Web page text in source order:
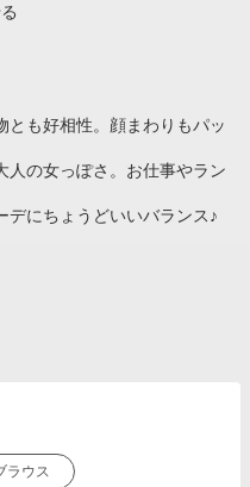
とも好相性。顔まわりもパッ
人の女っぽさ。お仕事やラン
デにちょうどいいバランス♪
ラウス